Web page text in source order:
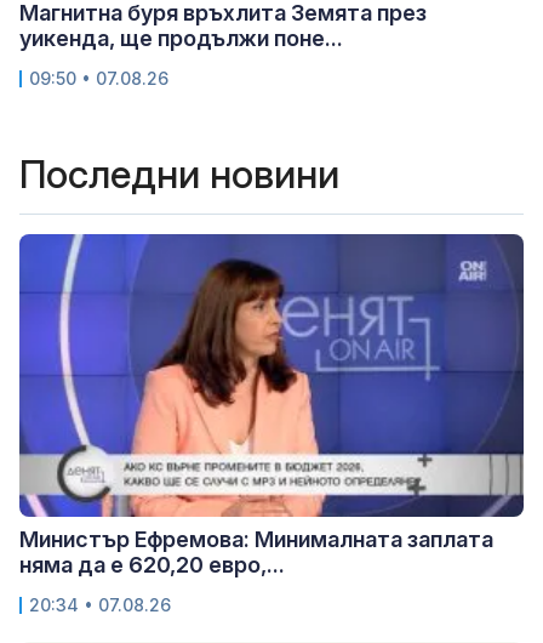
Магнитна буря връхлита Земята през
уикенда, ще продължи поне...
09:50 • 07.08.26
Последни новини
Министър Ефремова: Минималната заплата
няма да е 620,20 евро,...
20:34 • 07.08.26